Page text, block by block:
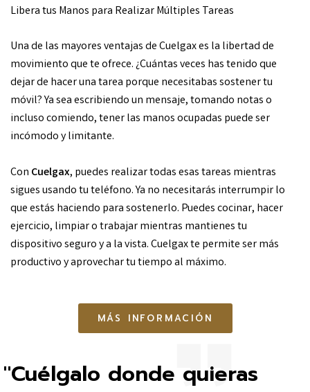
"Cuélgalo donde quieras
Libera tus Manos para Realizar Múltiples Tareas
Una de las mayores ventajas de Cuelgax es la libertad de
movimiento que te ofrece. ¿Cuántas veces has tenido que
dejar de hacer una tarea porque necesitabas sostener tu
móvil? Ya sea escribiendo un mensaje, tomando notas o
incluso comiendo, tener las manos ocupadas puede ser
incómodo y limitante.
Con Cuelgax, puedes realizar todas esas tareas mientras
sigues usando tu teléfono. Ya no necesitarás interrumpir lo
que estás haciendo para sostenerlo. Puedes cocinar, hacer
ejercicio, limpiar o trabajar mientras mantienes tu
dispositivo seguro y a la vista. Cuelgax te permite ser más
productivo y aprovechar tu tiempo al máximo.
MÁS INFORMACIÓN